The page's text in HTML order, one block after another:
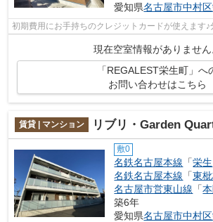
愛知県名古屋市中村区
初期費用にお手持ちのクレジットカードが使えます♪
現在空室情報がありません
「REGALEST栄生町」へ
お問い合わせはこちら
賃貸 | マンション リブリ・Garden
敷0
名鉄名古屋本線 「栄生
名鉄名古屋本線 「東
名古屋市営東山線 「
築6年
愛知県名古屋市中村区